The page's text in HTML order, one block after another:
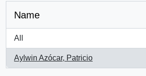
Name
All
Aylwin Azócar, Patricio
, 1 results